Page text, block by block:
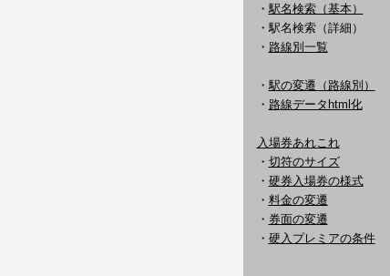
・ 駅名検索（基本）
・駅名検索（詳細）
・ 路線別一覧
・ 駅の変遷（路線別）
・ 路線データhtml化
入場券あれこれ
・ 切符のサイズ
・ 硬券入場券の様式
・ 料金の変遷
・ 券面の変遷
・ 硬入プレミアの条件